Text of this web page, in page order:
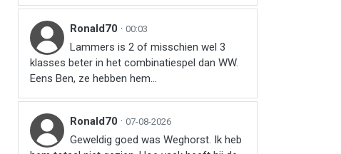
Ronald70 · 00:03
Lammers is 2 of misschien wel 3
klasses beter in het combinatiespel dan WW.
Eens Ben, ze hebben hem...
Ronald70 · 07-08-2026
Geweldig goed was Weghorst. Ik heb